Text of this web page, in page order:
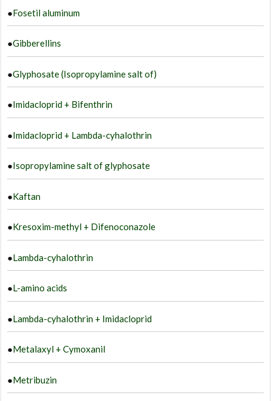
●Fosetil aluminum
●Gibberellins
●Glyphosate (Isopropylamine salt of)
●Imidacloprid + Bifenthrin
●Imidacloprid + Lambda-cyhalothrin
●Isopropylamine salt of glyphosate
●Kaftan
●Kresoxim-methyl + Difenoconazole
●Lambda-cyhalothrin
●L-amino acids
●Lambda-cyhalothrin + Imidacloprid
●Metalaxyl + Cymoxanil
●Metribuzin